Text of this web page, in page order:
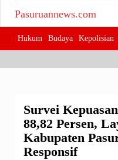
Pasuruannews.com
Hukum Budaya Kepolisian
88,82 Persen,
Pasuruan Dinilai
Survei
88,82 Persen,
Kabupaten
Responsif